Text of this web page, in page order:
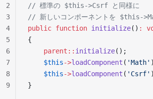
// 標準の $this->Csrf と同様に
// 新しいコンポーネントを $this-
public function initialize() :
{
    parent::
initialize();
    $this
->loadComponent ( 'Math'
    $this
->loadComponent ( 'Csrf'
}
2
3
4
5
6
7
8
9